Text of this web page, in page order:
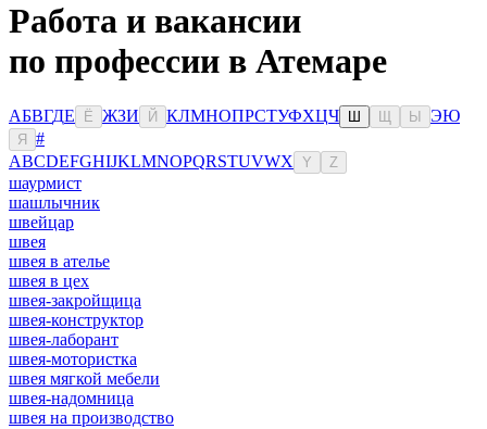
Работа и вакансии
по профессии в Атемаре
АБВГДЕ Ё ЖЗИ Й КЛМНОПРСТУФХЦЧ Ы ЭЮ
Я
#
ABCDEFGHIJKLMNOPQRSTUVWX Y Z
шаурмист
шашлычник
швейцар
швея
швея в ателье
швея в цех
швея-закройщица
швея-конструктор
швея-лаборант
швея-мотористка
швея мягкой мебели
швея-надомница
швея на производство